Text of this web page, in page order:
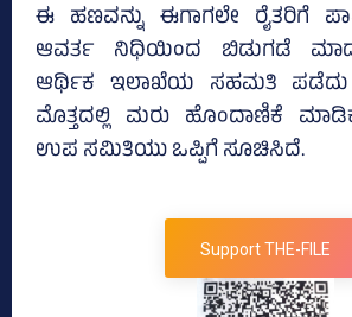
ಈ ಹಣವನ್ನು ಈಗಾಗಲೇ ರೈತರಿಗೆ
ಆವರ್ತ ನಿಧಿಯಿಂದ ಬಿಡುಗಡೆ
ಆರ್ಥಿಕ ಇಲಾಖೆಯ ಸಹಮತಿ
ಮೊತ್ತದಲ್ಲಿ ಮರು ಹೊಂದಾಣಿಕೆ
ಉಪ ಸಮಿತಿಯು ಒಪ್ಪಿಗೆ ಸೂಚಿಸಿದೆ.
Support THE-FILE